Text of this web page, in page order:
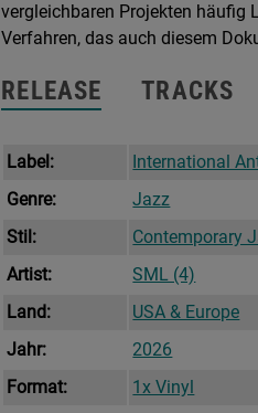
vergleichbaren Projekten häufig
Verfahren, das auch diesem
RELEASE TRACKS
Label:
International
Genre:
Jazz
Stil:
Contemporary
Artist:
SML (4)
Land:
USA & Europe
Jahr:
2026
Format:
1x Vinyl